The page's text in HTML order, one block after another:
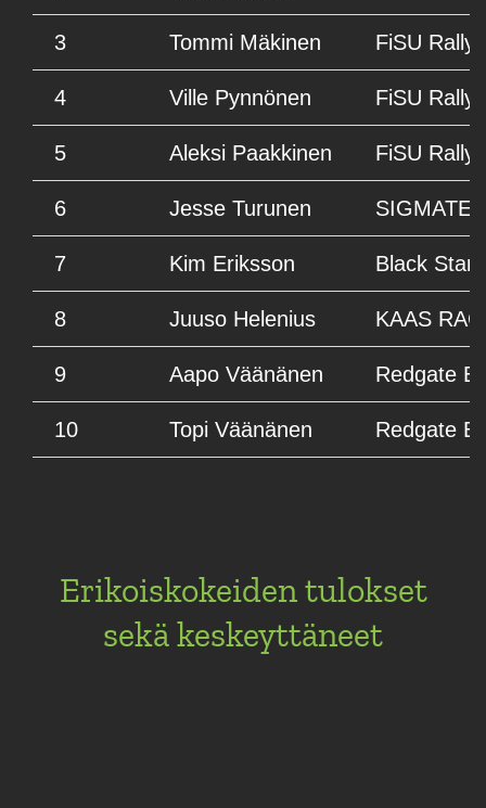
3 Tommi Mäkinen FiSU Rally
4 Ville Pynnönen FiSU Rally
5 Aleksi Paakkinen FiSU Rally
6 Jesse Turunen
7 Kim Eriksson Black Star
8 Juuso Helenius KAAS
9 Aapo Väänänen Redgate
10 Topi Väänänen Redgate
Erikoiskokeiden tulokset
sekä keskeyttäneet